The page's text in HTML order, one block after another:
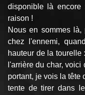
disponible là encore
raison !
Nous en sommes
chez l'ennemi,
hauteur de la tourelle
l'arrière du char,
portant, je vois la tête
tente de tirer dans